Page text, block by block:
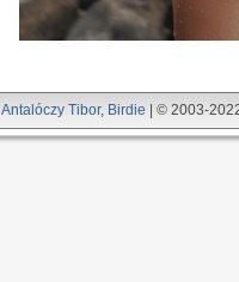
Antalóczy Tibor, Birdie | © 2003-